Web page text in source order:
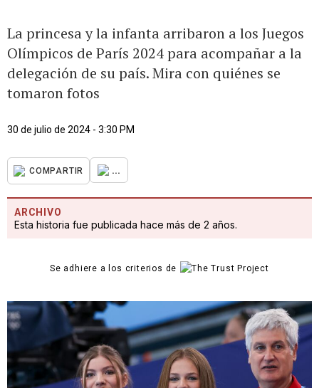
La princesa y la infanta arribaron a los Juegos
Olímpicos de París 2024 para acompañar a la
delegación de su país. Mira con quiénes se
tomaron fotos
30 de julio de 2024 - 3:30 PM
COMPARTIR ...
ARCHIVO
Esta historia fue publicada hace más de 2 años.
Se adhiere a los criterios de